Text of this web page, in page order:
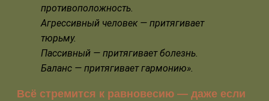
противоположность.
Агрессивный человек — притягивает
тюрьму.
Пассивный — притягивает болезнь.
Баланс — притягивает гармонию».
Всё стремится к равновесию — даже если